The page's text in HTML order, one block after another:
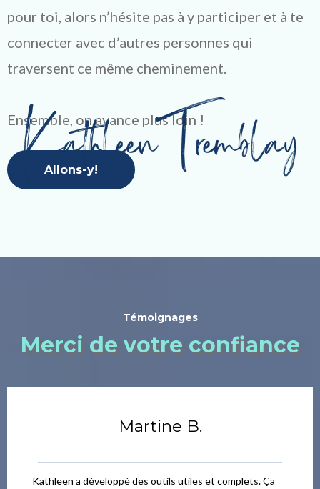
pour toi, alors n’hésite pas à y participer et à te
connecter avec d’autres personnes qui
traversent ce même cheminement.
Ensemble, on avance plus loin !
Allons-y!
Témoignages
Merci de votre confiance
Martine B.
Kathleen a développé des outils utiles et complets. Ça